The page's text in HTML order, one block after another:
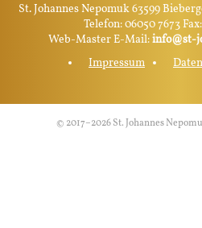
St. Johannes Nepomuk 63599
Telefon: 06050 7673
Web-Master E-Mail:info@st-
Impressum
© 2017–2026 St. Johannes